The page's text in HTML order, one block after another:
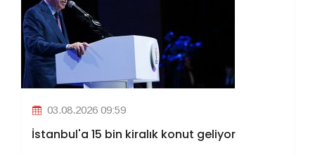
03.08.2026 09:59
İstanbul'a 15 bin kiralık konut geliyor